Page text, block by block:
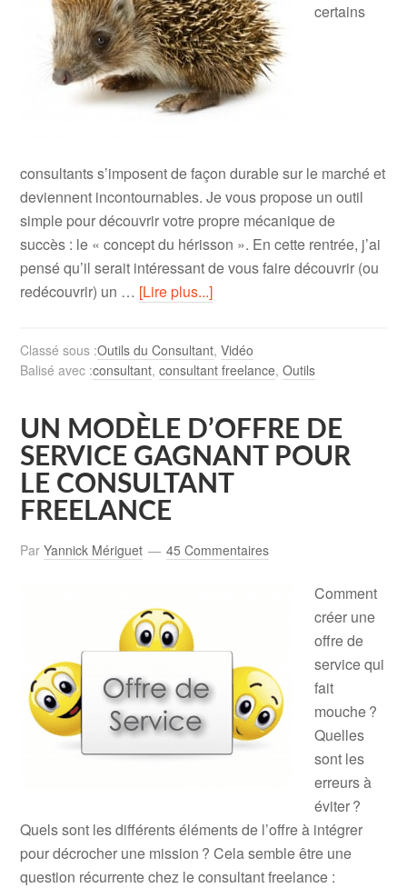
certains
consultants s’imposent de façon durable sur le marché et
deviennent incontournables. Je vous propose un outil
simple pour découvrir votre propre mécanique de
succès : le « concept du hérisson ». En cette rentrée, j’ai
pensé qu’il serait intéressant de vous faire découvrir (ou
redécouvrir) un … [Lire plus...]
Classé sous :Outils du Consultant,Vidéo
Balisé avec :consultant,consultant freelance,Outils
UN MODÈLE D’OFFRE DE
SERVICE GAGNANT POUR
LE CONSULTANT
FREELANCE
ParYannick Mériguet 45 Commentaires
Comment
créer une
offre de
service qui
fait
mouche ?
Quelles
sont les
erreurs à
éviter ?
Quels sont les différents éléments de l’offre à intégrer
pour décrocher une mission ? Cela semble être une
question récurrente chez le consultant freelance :